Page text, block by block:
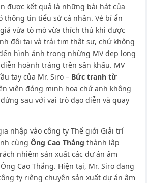
được kết quả là những bài hát của
thông tin tiểu sử cá nhân. Vẻ bí ẩn
vừa tò mò vừa thích thú khi được
đôi tai và trái tim thật sự, chứ không
hình ảnh trong những MV đẹp long
hoành tráng trên sân khấu. MV
tay của Mr. Siro – Bức tranh từ
viên đóng minh họa chứ anh không
sau với vai trò đạo diễn và quay
nhập vào công ty Thế giới Giải trí
cùng Ông Cao Thắng thành lập
nhiệm sản xuất các dự án âm
Cao Thắng. Hiện tại, Mr. Siro đang
ty riêng chuyên sản xuất dự án âm